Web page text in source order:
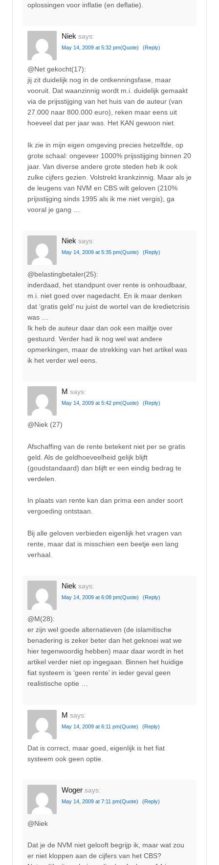
oplossingen voor inflatie (en deflatie).
Niek says:
May 14, 2009 at 5:32 pm(Quote) (Reply)
@Net gekocht(17):
jij zit duidelijk nog in de ontkenningsfase, maar
vooruit. Dat waanzinnig wordt m.i. duidelijk gemaakt
via de prijsstijging van het huis van de auteur (van
27.000 naar 800.000 euro), reken maar eens uit
hoeveel dat per jaar was. Het KAN gewoon niet.
Ik zie in mijn eigen omgeving precies hetzelfde, op
grote schaal: ongeveer 1000% prijsstijging binnen 20
jaar. Van diverse andere grote steden heb ik ook
zulke cijfers gezien. Volstrekt krankzinnig. Maar als je
de leugens van NVM en CBS wilt geloven (210%
prijsstijging sinds 1995 als ik me niet vergis), ga
vooral je gang …
Niek says:
May 14, 2009 at 5:35 pm(Quote) (Reply)
@belastingbetaler(25):
inderdaad, het standpunt over rente is onhoudbaar,
m.i. niet goed over nagedacht. En ik maar denken
dat ‘gratis geld’ nu juist de wortel van de kredietcrisis
was …
Ik heb de auteur daar dan ook een mailtje over
gestuurd. Verder had ik nog wel wat andere
opmerkingen, maar de strekking van het artikel was
ik het verder wel eens.
M says:
May 14, 2009 at 5:42 pm(Quote) (Reply)
@Niek (27)
Afschaffing van de rente betekent niet per se gratis
geld. Als de geldhoeveelheid gelijk blijft
(goudstandaard) dan blijft er een eindig bedrag te
verdelen.
In plaats van rente kan dan prima een ander soort
vergoeding ontstaan.
Bij alle geloven verbieden eigenlijk het vragen van
rente, maar dat is misschien een beetje een lang
verhaal.
Niek says:
May 14, 2009 at 6:08 pm(Quote) (Reply)
@M(28):
er zijn wel goede alternatieven (de islamitische
benadering is zeker beter dan het geknoei wat we
hier tegenwoordig hebben) maar daar wordt in het
artikel verder niet op ingegaan. Binnen het huidige
fiat systeem is ‘geen rente’ in ieder geval geen
realistische optie …
M says:
May 14, 2009 at 6:11 pm(Quote) (Reply)
Dat is correct, maar goed, eigenlijk is het fiat
systeem ook geen optie.
Woger says:
May 14, 2009 at 7:11 pm(Quote) (Reply)
@Niek
Dat je de NVM niet gelooft begrijp ik, maar wat zou
er niet kloppen aan de cijfers van het CBS?